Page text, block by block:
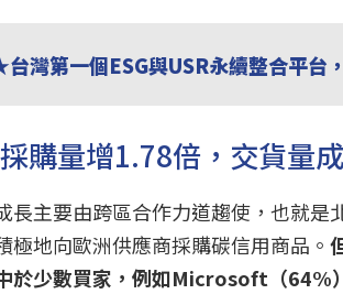
灣第一個ESG與USR永續整合平台
購量增1.78倍，交貨量
長主要由跨區合作力道趨使，也就是
極地向歐洲供應商採購碳信用商品。
於少數買家，例如Microsoft（